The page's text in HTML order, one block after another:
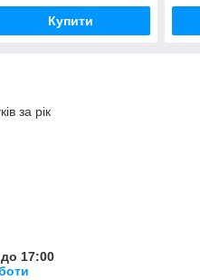
Купити
за рік
17:00